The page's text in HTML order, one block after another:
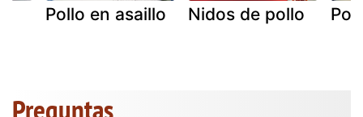
Pollo en asaillo Nidos de pollo
Preguntas